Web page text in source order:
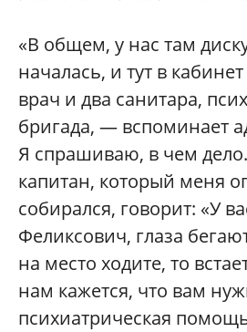
«В общем, у нас там
началась, и тут в
врач и два санитара,
бригада, — вспоминает
Я спрашиваю, в чем
капитан, который меня
собирался, говорит: «У
Феликсович, глаза
на место ходите, то
нам кажется, что вам
психиатрическая